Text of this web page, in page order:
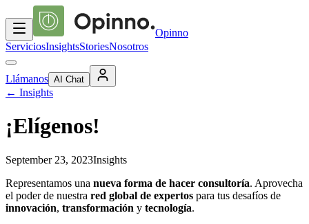
Opinno
ServiciosInsightsStoriesNosotros
Llámanos AI Chat
← Insights
¡Elígenos!
September 23, 2023Insights
Representamos una nueva forma de hacer consultoría. Aprovecha
el poder de nuestra red global de expertos para tus desafíos de
innovación, transformación y tecnología.